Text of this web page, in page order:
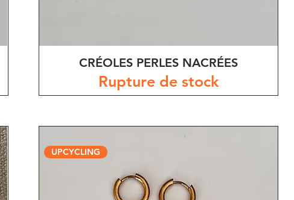
CRÉOLES PERLES NACRÉES
Rupture de stock
UPCYCLING